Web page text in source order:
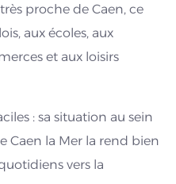
proche de Caen, ce
aux écoles, aux
et aux loisirs
: sa situation au sein
Caen la Mer la rend bien
vers la